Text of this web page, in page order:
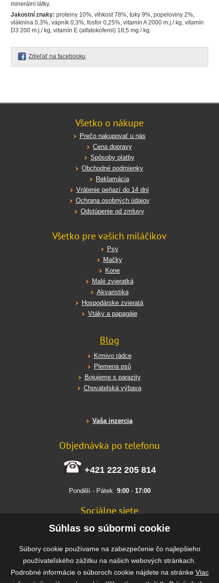
minerální látky.
Jakostní znaky:proteiny 10%, vlhkost 78%, tuky 9%, popeloviny 2%,
vláknina 0,3%, vápník 0,3%, fosfor 0,25%, vitamín A 2000 m.j./ kg, vitamín
D3 200 m.j./ kg, vitamín E (alfatokoferol) 18,5 mg / kg.
Zdieľať na facebooku
Všetko o nákupe
Prečo nakupovať u nás
Cena dopravy
Spôsoby platby
Obchodné podmienky
Reklamácia
Vrátenie peňazí do 14 dní
Ochrana osobných údajov
Odstúpenie od zmluvy
Všetko pre vašich miláčikov
Psy
Mačky
Kone
Malé zvieratká
Akvaristika
Hospodárske zvieratá
Vtáky a papagáje
Blog
Krmivo rádce
Plemena psů
Bojujeme s parazity
Chovatelská výbava
Vaša inzercia
Objednávka po telefonu
+421 222 205 814
Pondělí - Pátek 9:00- 17:00
Sociálne siete
FACEBOOK
Rýchla a bezpečná platba
Súhlas so súbormi cookie
Súbory cookie používame na zabezpečenie čo najlepšieho
používateľského zážitku na našich webových stránkach.
Podrobné informácie o súboroch cookie nájdete na stránke Viac